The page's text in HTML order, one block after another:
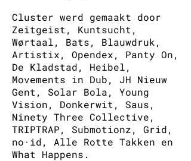
Cluster werd gemaakt door
Zeitgeist, Kuntsucht,
Wørtaal, Bats, Blauwdruk,
Artistix, Opendex, Panty On,
De Kladstad, Heibel,
Movements in Dub, JH Nieuw
Gent, Solar Bola, Young
Vision, Donkerwit, Saus,
Ninety Three Collective,
TRIPTRAP, Submotionz, Grid,
no·id, Alle Rotte Takken en
What Happens.